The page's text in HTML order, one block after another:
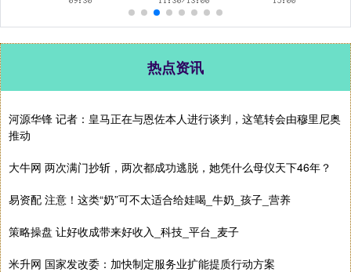
热点资讯
河源华锋 记者：皇马正在与恩佐本人进行谈判，这笔转会由穆里尼奥
推动
大牛网 两次满门抄斩，两次都成功逃脱，她凭什么母仪天下46年？
易资配 注意！这类“奶”可不太适合给娃喝_牛奶_孩子_营养
策略操盘 让好收成带来好收入_科技_平台_麦子
米升网 国家发改委：加快制定服务业扩能提质行动方案